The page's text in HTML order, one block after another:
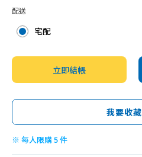
配送
宅配
立即結帳
我要收藏
※ 每人限購 5 件